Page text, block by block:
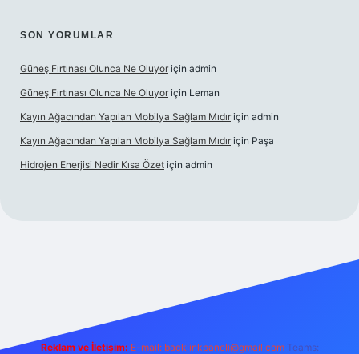
SON YORUMLAR
Güneş Fırtınası Olunca Ne Oluyor için admin
Güneş Fırtınası Olunca Ne Oluyor için Leman
Kayın Ağacından Yapılan Mobilya Sağlam Mıdır için admin
Kayın Ağacından Yapılan Mobilya Sağlam Mıdır için Paşa
Hidrojen Enerjisi Nedir Kısa Özet için admin
https://
Reklam ve İletişim: E-mail: backlinkpaneli@gmail.com Teams: